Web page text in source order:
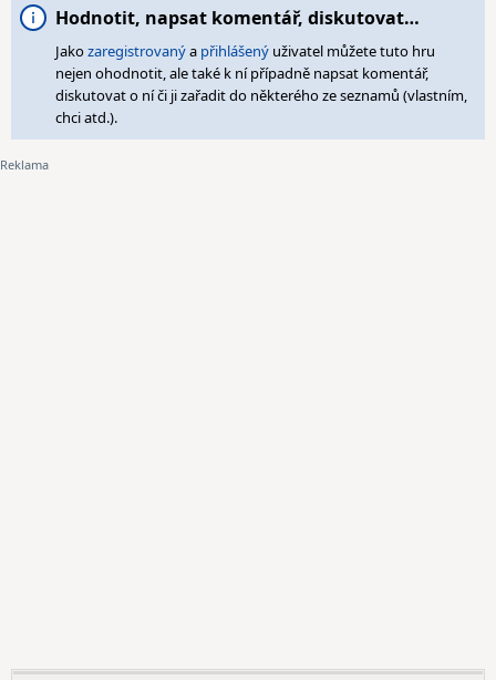
Hodnotit, napsat komentář, diskutovat…
Jakozaregistrovanýa přihlášený uživatel můžete tuto hru
nejen ohodnotit, ale také k ní případně napsat komentář,
diskutovat o ní či ji zařadit do některého ze seznamů (vlastním,
chci atd.).